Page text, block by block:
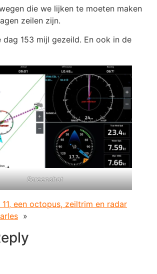
die we lijken te moeten maken
zeilen zijn.
dag 153 mijl gezeild. En ook in de
Screenshot
11, een octopus, zeiltrim en radar
»